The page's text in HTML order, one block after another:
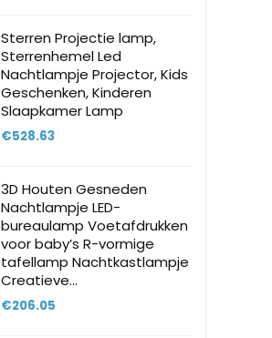
Sterren Projectie lamp,
Sterrenhemel Led
Nachtlampje Projector, Kids
Geschenken, Kinderen
Slaapkamer Lamp
€528.63
3D Houten Gesneden
Nachtlampje LED-
bureaulamp Voetafdrukken
voor baby’s R-vormige
tafellamp Nachtkastlampje
Creatieve…
€206.05